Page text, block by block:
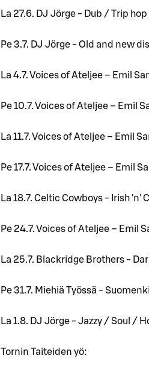
La 27.6. DJ Jörge - Dub / Trip
Pe 3.7. DJ Jörge - Old and new
La 4.7. Voices of Ateljee – Emil
Pe 10.7. Voices of Ateljee – Emil
La 11.7. Voices of Ateljee – Emil
Pe 17.7. Voices of Ateljee – Emil
La 18.7. Celtic Cowboys - Irish 'n'
Pe 24.7. Voices of Ateljee – Emil
La 25.7. Blackridge Brothers -
Pe 31.7. Miehiä Työssä -
La 1.8. DJ Jörge - Jazzy / Soul /
Tornin Taiteiden yö: